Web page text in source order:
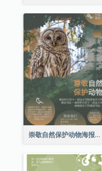
崇敬自然保护动物海报